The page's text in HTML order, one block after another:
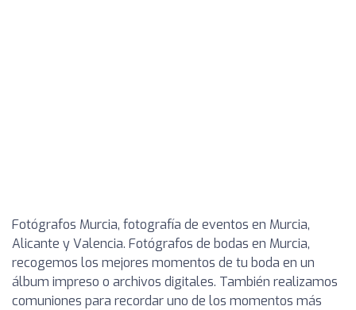
Fotógrafos Murcia, fotografía de eventos en Murcia,
Alicante y Valencia. Fotógrafos de bodas en Murcia,
recogemos los mejores momentos de tu boda en un
álbum impreso o archivos digitales. También realizamos
comuniones para recordar uno de los momentos más